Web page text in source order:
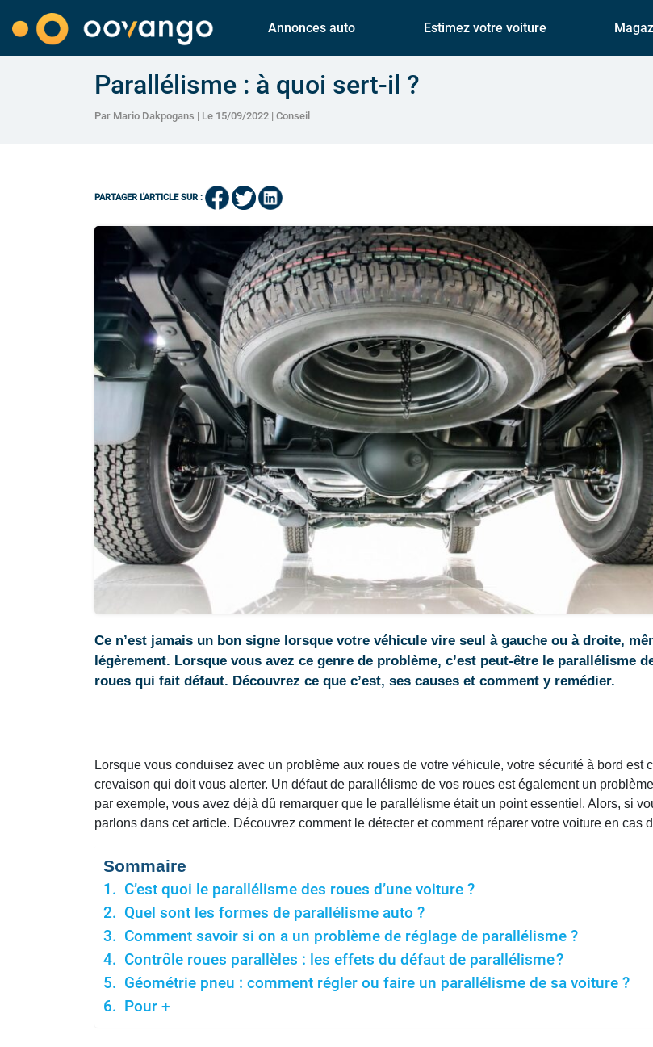
Annonces auto Estimez votre voiture
Parallélisme : à quoi sert-il ?
Par Mario Dakpogans | Le 15/09/2022 | Conseil
PARTAGER L'ARTICLE SUR :
Ce n’est jamais un bon signe lorsque votre véhicule vire seul à gauche ou à droite,
légèrement. Lorsque vous avez ce genre de problème, c’est peut-être le parallélisme
roues qui fait défaut. Découvrez ce que c’est, ses causes et comment y remédier.
Lorsque vous conduisez avec un problème aux roues de votre véhicule, votre sécurité à bord est
crevaison qui doit vous alerter. Un défaut de parallélisme de vos roues est également un
par exemple, vous avez déjà dû remarquer que le parallélisme était un point essentiel. Alors, si
parlons dans cet article. Découvrez comment le détecter et comment réparer votre voiture en cas
Sommaire
C’est quoi le parallélisme des roues d’une voiture ?
Quel sont les formes de parallélisme auto ?
Comment savoir si on a un problème de réglage de parallélisme ?
Contrôle roues parallèles : les effets du défaut de parallélisme ?
Géométrie pneu : comment régler ou faire un parallélisme de sa voiture ?
Pour +